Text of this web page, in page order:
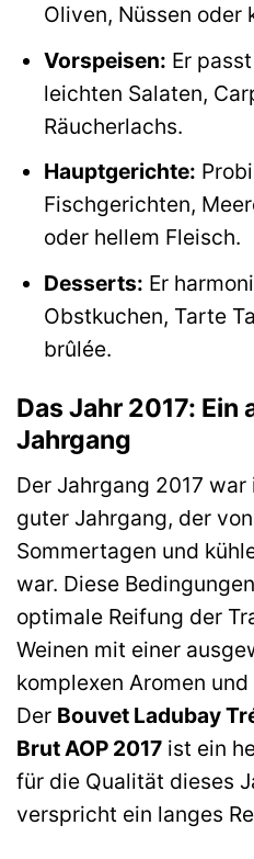
Oliven, Nüssen oder
Vorspeisen: Er
leichten Salaten,
Räucherlachs.
Hauptgerichte:
Fischgerichten,
oder hellem Fleisch.
Desserts: Er
Obstkuchen, Tarte
brûlée.
Das Jahr 2017:
Jahrgang
Der Jahrgang 2017
guter Jahrgang, der
Sommertagen und
war. Diese
optimale Reifung der
Weinen mit einer
komplexen Aromen
Der Bouvet Ladubay
Brut AOP 2017 ist ein
für die Qualität dieses
verspricht ein langes